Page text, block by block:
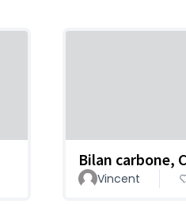
Bilan carbone,
Vincent